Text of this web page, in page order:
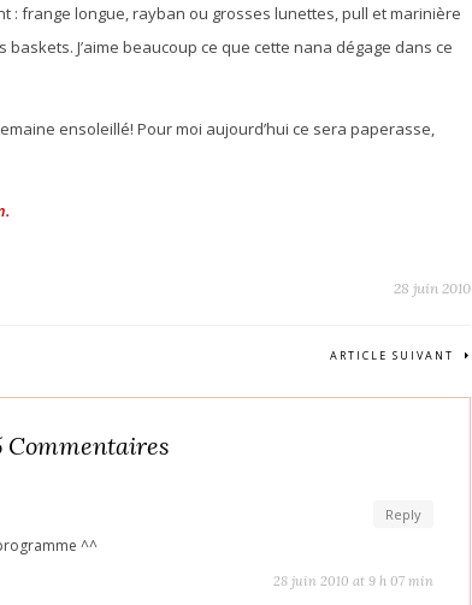
: frange longue, rayban ou grosses lunettes, pull et marinière
J’aime beaucoup ce que cette nana dégage dans ce
ensoleillé! Pour moi aujourd’hui ce sera paperasse,
28 juin 2010
ARTICLE SUIVANT
Commentaires
Reply
^^
28 juin 2010 at 9 h 07 min